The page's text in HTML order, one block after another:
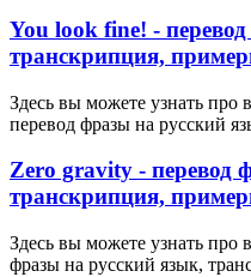
You look fine! -
транскрипция,
Здесь вы можете узнать
перевод фразы на русский
Zero gravity - перевод
транскрипция,
Здесь вы можете узнать про
фразы на русский язык,